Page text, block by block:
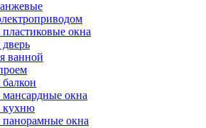
окна
ванной
окна
кухню
панорамные окна